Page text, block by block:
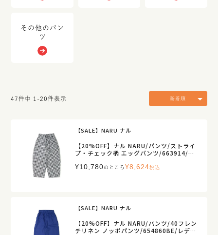
その他のパン
ツ
新着順
47件中 1 -20件表示
【SALE】NARU ナル
【20%OFF】ナル NARU/パンツ/ストライ
プ・チェック柄 エッグパンツ/663914/レ
¥10,780 のところ¥8,624税込
【SALE】NARU ナル
【20%OFF】ナル NARU/パンツ/40フレン
チリネン ノッポパンツ/654860BE/レディ